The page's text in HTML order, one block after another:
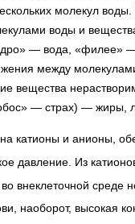
молекул воды.
воды и
— вода, «филее»
между
вещества
— страх) — жиры,
катионы и анионы,
давление. Из
внеклеточной среде
наоборот, высокая